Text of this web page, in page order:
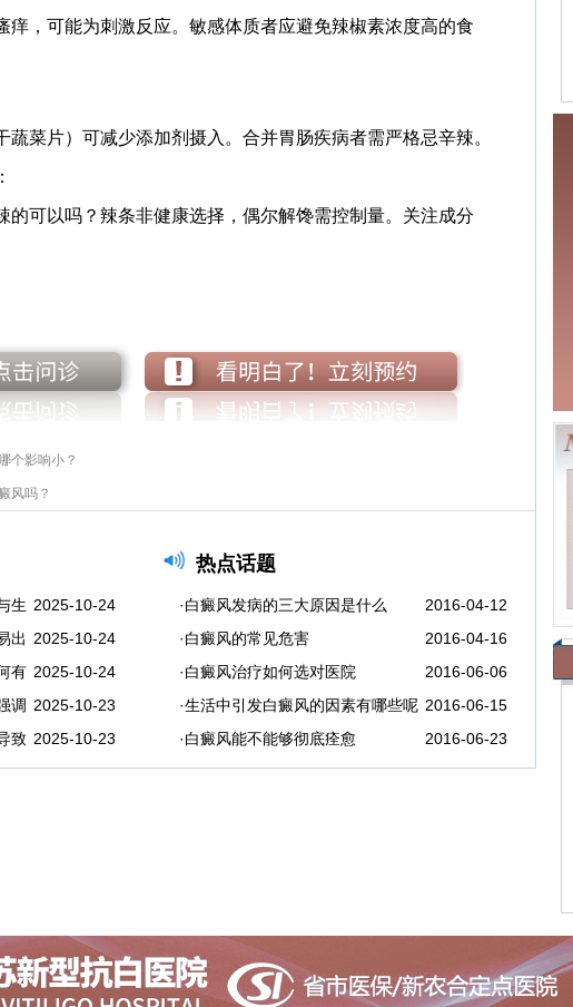
，可能为刺激反应。敏感体质者应避免辣椒素浓度高的食
片）可减少添加剂摄入。合并胃肠疾病者需严格忌辛辣。
可以吗？辣条非健康选择，偶尔解馋需控制量。关注成分
个影响小？
风吗？
生 2025-10-24
出 2025-10-24
有 2025-10-24
调 2025-10-23
致 2025-10-23
热点话题
·白癜风发病的三大原因是什么
2016-04-12
·白癜风的常见危害
2016-04-16
·白癜风治疗如何选对医院
2016-06-06
·生活中引发白癜风的因素有哪些呢 2016-06-15
·白癜风能不能够彻底痊愈
2016-06-23